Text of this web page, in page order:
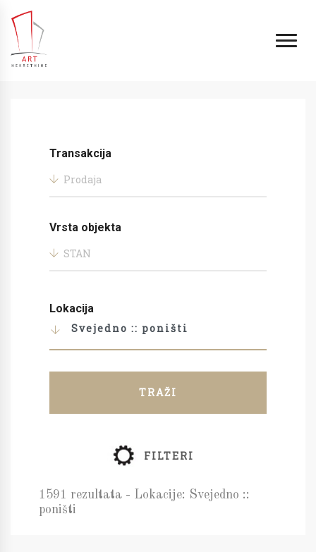
Transakcija
Prodaja
Vrsta objekta
STAN
Lokacija
Svejedno :: poništi
TRAŽI
FILTERI
1591 rezultata - Lokacije: Svejedno ::
poništi